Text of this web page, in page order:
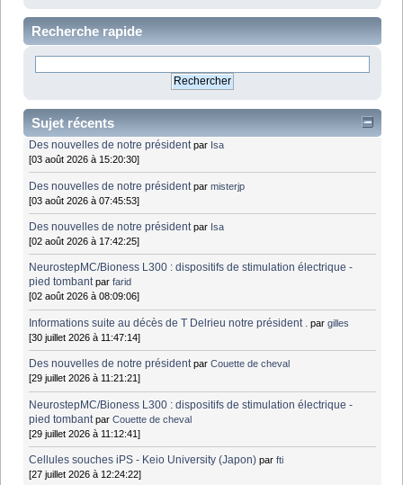
Recherche rapide
Sujet récents
Des nouvelles de notre président par Isa
[03 août 2026 à 15:20:30]
Des nouvelles de notre président parmisterjp
[03 août 2026 à 07:45:53]
Des nouvelles de notre président par Isa
[02 août 2026 à 17:42:25]
NeurostepMC/Bioness L300 : dispositifs de stimulation électrique -
pied tombant parfarid
[02 août 2026 à 08:09:06]
Informations suite au décès de T Delrieu notre président . pargilles
[30 juillet 2026 à 11:47:14]
Des nouvelles de notre président parCouette de cheval
[29 juillet 2026 à 11:21:21]
NeurostepMC/Bioness L300 : dispositifs de stimulation électrique -
pied tombant parCouette de cheval
[29 juillet 2026 à 11:12:41]
Cellules souches iPS - Keio University (Japon) parfti
[27 juillet 2026 à 12:24:22]